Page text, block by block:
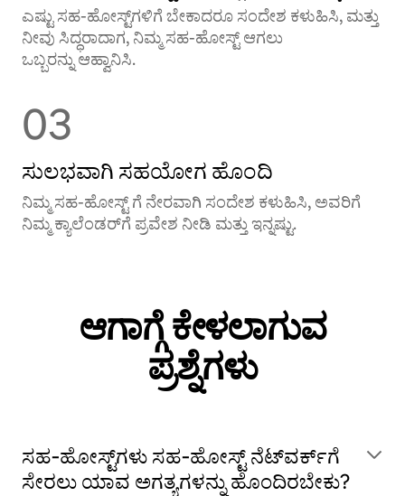
ಎಷ್ಟು ಸಹ-ಹೋಸ್ಟ್‌ಗಳಿಗೆ ಬೇಕಾದರೂ ಸಂದೇಶ ಕಳುಹಿಸಿ, ಮತ್ತು
ನೀವು ಸಿದ್ಧರಾದಾಗ, ನಿಮ್ಮ ಸಹ-ಹೋಸ್ಟ್ ಆಗಲು
ಒಬ್ಬರನ್ನು ಆಹ್ವಾನಿಸಿ.
03
ಸುಲಭವಾಗಿ ಸಹಯೋಗ ಹೊಂದಿ
ನಿಮ್ಮ ಸಹ-ಹೋಸ್ಟ್ ‌ಗೆ ನೇರವಾಗಿ ಸಂದೇಶ ಕಳುಹಿಸಿ, ಅವರಿಗೆ
ನಿಮ್ಮ ಕ್ಯಾಲೆಂಡರ್‌‌ಗೆ ಪ್ರವೇಶ ನೀಡಿ ಮತ್ತು ಇನ್ನಷ್ಟು.
ಆಗಾಗ್ಗೆ ಕೇಳಲಾಗುವ
ಪ್ರಶ್ನೆಗಳು
ಸಹ‑ಹೋಸ್ಟ್‌ಗಳು ಸಹ‑ಹೋಸ್ಟ್ ನೆಟ್‌ವರ್ಕ್‌ಗೆ
ಸೇರಲು ಯಾವ ಅಗತ್ಯಗಳನ್ನು ಹೊಂದಿರಬೇಕು?